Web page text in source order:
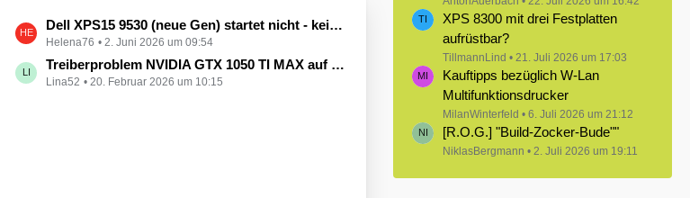
L
e
t
z
Dell XPS15 9530 (neue Gen) startet nicht - kein booten, kein Licht - nichts tut sich - hat jemand eine Idee wie man ihn zum Leben erwecken könnte?
Helena76 2. Juni 2026 um 09:54
Treiberproblem NVIDIA GTX 1050 TI MAX auf XPS 9570 Windows 11
Lina52 20. Februar 2026 um 10:15
XPS 8300 mit drei Festplatten
aufrüstbar?
TillmannLind 21. Juli 2026 um 17:03
Kauftipps bezüglich W-Lan
Multifunktionsdrucker
MilanWinterfeld 6. Juli 2026 um 21:12
[R.O.G.] "Build-Zocker-Bude""
NiklasBergmann 2. Juli 2026 um 19:11